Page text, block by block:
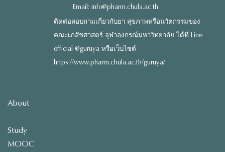
Email: info@pharm.chula.ac.th
ติดต่อสอบถามเกี่ยวกับยา สุขภาพหรือนวัตกรรมของ
คณะเภสัชศาสตร์ จุฬาลงกรณ์มหาวิทยาลัย ได้ที่ Line
official @guruya หรือเว็บไซต์
https://www.pharm.chula.ac.th/guruya/
About
Study
MOOC